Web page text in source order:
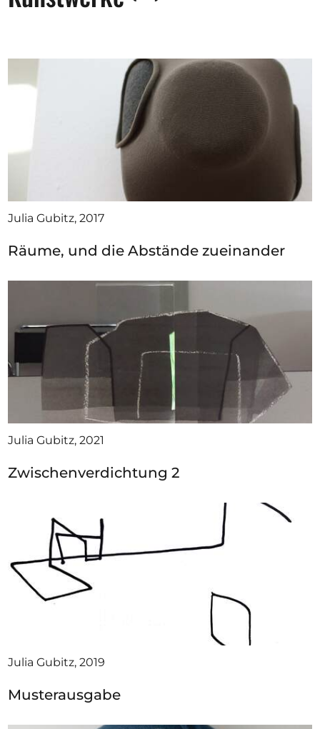
Julia Gubitz, 2017
Räume, und die Abstände zueinander
Julia Gubitz, 2021
Zwischenverdichtung 2
Julia Gubitz, 2019
Musterausgabe